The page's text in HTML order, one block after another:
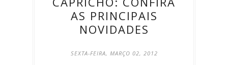
AS PRINCIPAIS
NOVIDADES
SEXTA-FEIRA, MARÇO 02, 2012